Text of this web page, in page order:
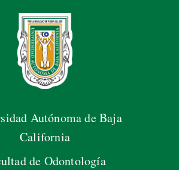
Autónoma de Baja
California
de Odontología